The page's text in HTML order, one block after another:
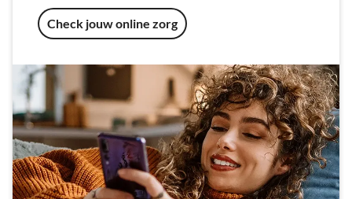
Check jouw online zorg